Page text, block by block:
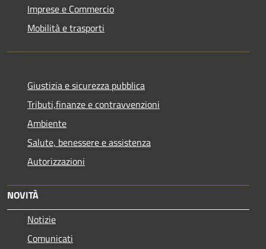
Imprese e Commercio
Mobilità e trasporti
Giustizia e sicurezza pubblica
Tributi,finanze e contravvenzioni
Ambiente
Salute, benessere e assistenza
Autorizzazioni
NOVITÀ
Notizie
Comunicati